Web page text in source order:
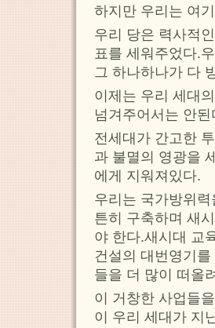
하지만 우리는 여
우리 당은 력사적
표를 세워주었다.
그 하나하나가 다
이제는 우리 세대
넘겨주어서는 안된
전세대가 간고한
과 불멸의 영광을
에게 지워져있다.
우리는 국가방위
튼히 구축하며 새
야 한다.새시대 교
건설의 대번영기
들을 더 많이 떠올
이 거창한 사업들
이 우리 세대가 지